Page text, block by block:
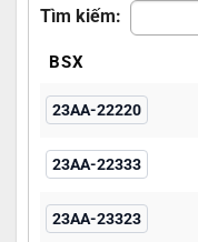
Tìm kiếm:
BSX
23AA-22220
23AA-22333
23AA-23323